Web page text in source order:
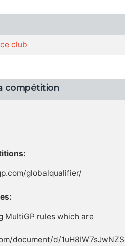
club
compétition
globalqualifier/
MultiGP rules which are
document/d/